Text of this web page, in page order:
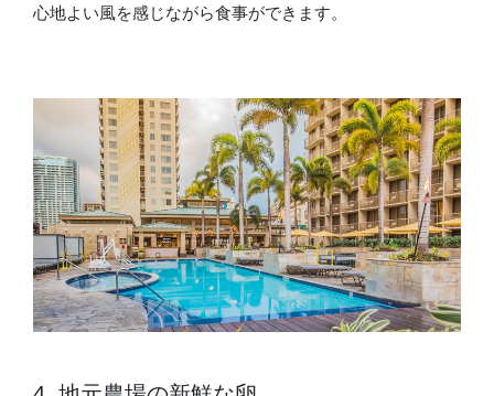
心地よい風を感じながら食事ができます。